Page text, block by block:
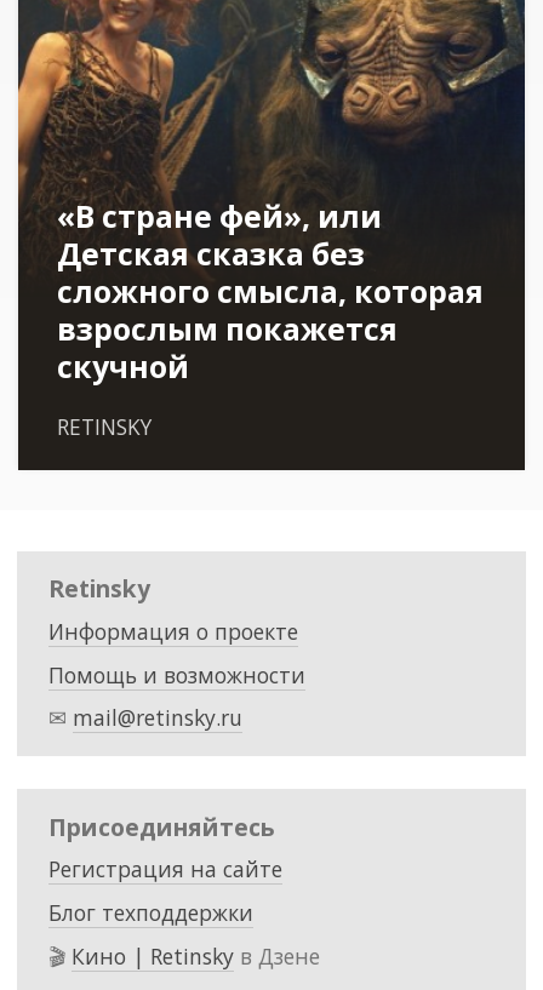
«В стране фей», или
Детская сказка без
сложного смысла, которая
взрослым покажется
скучной
RETINSKY
Retinsky
Информация о проекте
Помощь и возможности
✉ mail@retinsky.ru
Присоединяйтесь
Регистрация на сайте
Блог техподдержки
🎬 Кино | Retinskyв Дзене